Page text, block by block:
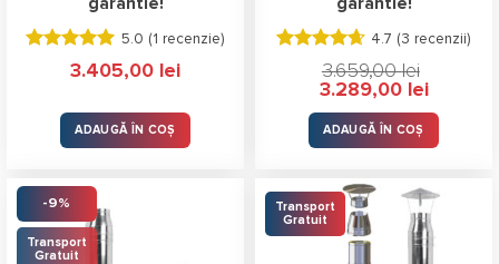
garantie!
Evaluat la
stele
5.0 (1 recenzie)
3.405,00 lei
ADAUGĂ ÎN COȘ
garantie!
Evaluat la
stele
4.7 (3 recenzii)
3.659,00lei
Prețul
a
fost:
3.659,00 lei.
3.289,00 leiPrețul
este:
ADAUGĂ ÎN COȘ
-9%
Transport
Gratuit
Transport
Gratuit